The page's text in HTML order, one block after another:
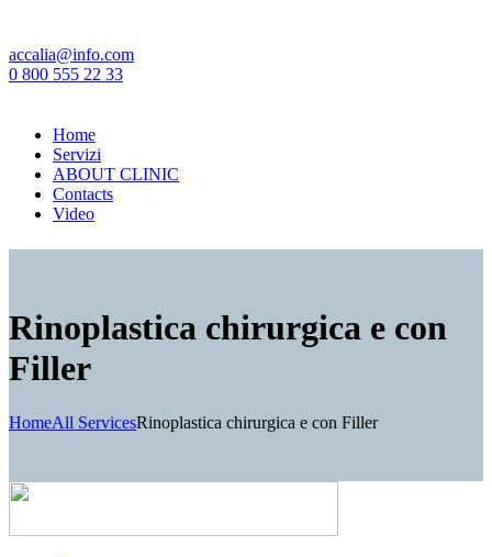
accalia@info.com
0 800 555 22 33
Home
Servizi
ABOUT CLINIC
Contacts
Video
Rinoplastica chirurgica e con
Filler
HomeAll ServicesRinoplastica chirurgica e con Filler